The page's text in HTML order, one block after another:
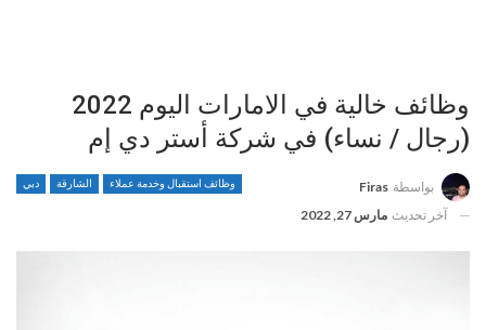
وظائف خالية في الامارات اليوم 2022
(رجال / نساء) في شركة أستر دي إم
وظائف استقبال وخدمة عملاء الشارقة دبي بواسطة Firas
آخر تحديث مارس 27, 2022